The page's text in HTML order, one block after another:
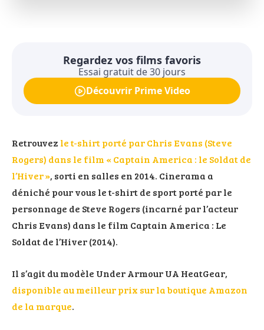
Regardez vos films favoris
Essai gratuit de 30 jours
Découvrir Prime Video
Retrouvez le t-shirt porté par Chris Evans (Steve
Rogers) dans le film « Captain America : le Soldat de
l’Hiver », sorti en salles en 2014. Cinerama a
déniché pour vous le t-shirt de sport porté par le
personnage de Steve Rogers (incarné par l’acteur
Chris Evans) dans le film Captain America : Le
Soldat de l’Hiver (2014).
Il s’agit du modèle Under Armour UA HeatGear,
disponible au meilleur prix sur la boutique Amazon
de la marque.